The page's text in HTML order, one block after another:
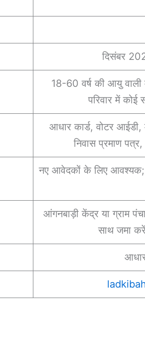
दिसंबर
18-60 वर्ष की आयु वाली
परिवार में कोई
आधार कार्ड, वोटर आईडी,
निवास प्रमाण
नए आवेदकों के लिए आवश्यक;
आंगनबाड़ी केंद्र या ग्राम
साथ जमा